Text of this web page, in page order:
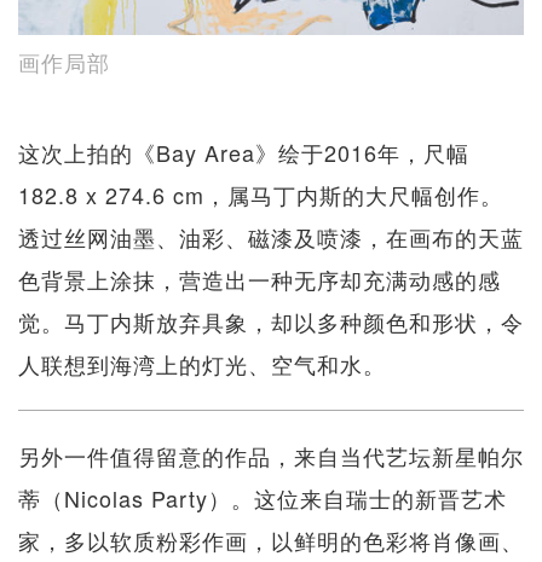
画作局部
这次上拍的《Bay Area》绘于2016年，尺幅
182.8 x 274.6 cm，属马丁内斯的大尺幅创作。
透过丝网油墨、油彩、磁漆及喷漆，在画布的天蓝
色背景上涂抹，营造出一种无序却充满动感的感
觉。马丁内斯放弃具象，却以多种颜色和形状，令
人联想到海湾上的灯光、空气和水。
另外一件值得留意的作品，来自当代艺坛新星帕尔
蒂（Nicolas Party）。这位来自瑞士的新晋艺术
家，多以软质粉彩作画，以鲜明的色彩将肖像画、